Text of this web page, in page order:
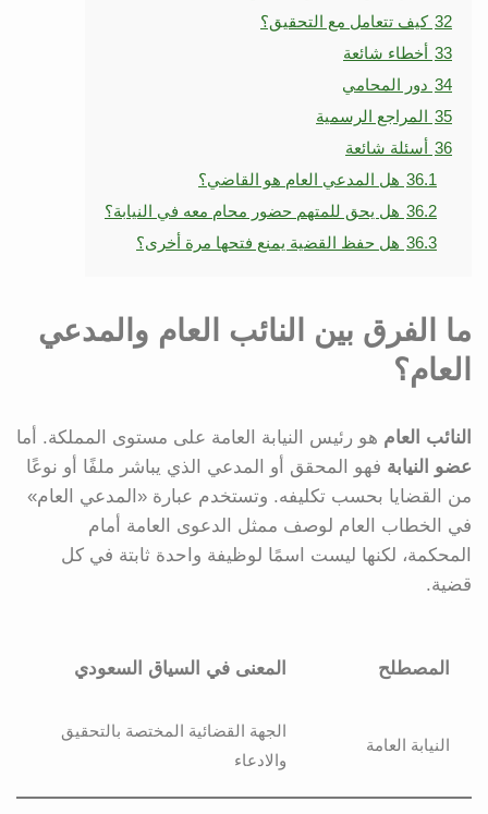
32 كيف تتعامل مع التحقيق؟
33 أخطاء شائعة
34 دور المحامي
35 المراجع الرسمية
36 أسئلة شائعة
36.1 هل المدعي العام هو القاضي؟
36.2 هل يحق للمتهم حضور محام معه في النيابة؟
36.3 هل حفظ القضية يمنع فتحها مرة أخرى؟
ما الفرق بين النائب العام والمدعي
العام؟
النائب العام هو رئيس النيابة العامة على مستوى المملكة. أما
عضو النيابة فهو المحقق أو المدعي الذي يباشر ملفًا أو نوعًا
من القضايا بحسب تكليفه. وتستخدم عبارة «المدعي العام»
في الخطاب العام لوصف ممثل الدعوى العامة أمام
المحكمة، لكنها ليست اسمًا لوظيفة واحدة ثابتة في كل
قضية.
المصطلح المعنى في السياق السعودي
النيابة العامة
الجهة القضائية المختصة بالتحقيق
والادعاء